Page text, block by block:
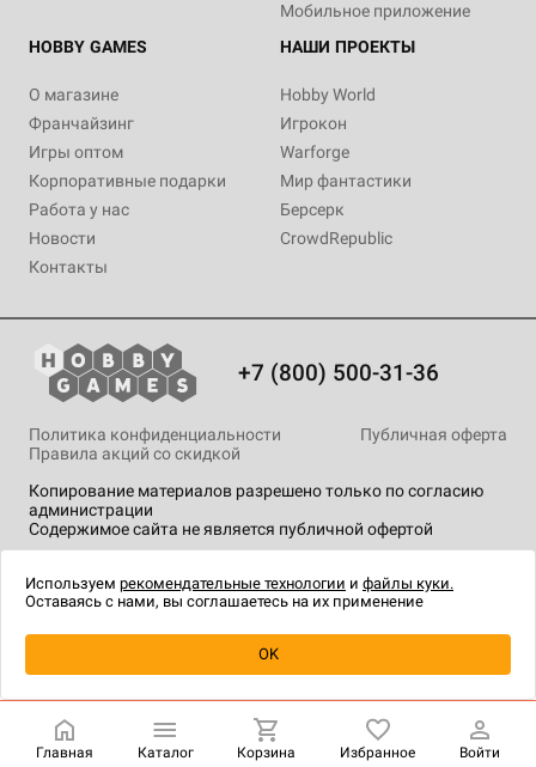
Уведомить о наличии
Мобильное приложение
HOBBY GAMES
О магазине
Франчайзинг
Игры оптом
Корпоративные подарки
Работа у нас
Новости
Контакты
НАШИ ПРОЕКТЫ
Hobby World
Игрокон
Warforge
Мир фантастики
Берсерк
CrowdRepublic
+7 (800) 500-31-36
Копирование материалов разрешено только по согласию
администрации
Содержимое сайта не является публичной офертой
Политика конфиденциальности
Публичная оферта
Правила акций со скидкой
технологии.
Главная Каталог Корзина Избранное Войти
Используем рекомендательные технологии и файлы куки.
Оставаясь с нами, вы соглашаетесь на их применение
OK